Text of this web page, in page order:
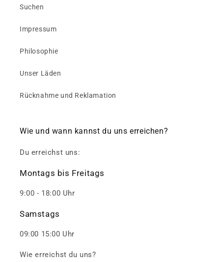
Suchen
Impressum
Philosophie
Unser Läden
Rücknahme und Reklamation
Wie und wann kannst du uns erreichen?
Du erreichst uns:
Montags bis Freitags
9:00 - 18:00 Uhr
Samstags
09:00 15:00 Uhr
Wie erreichst du uns?